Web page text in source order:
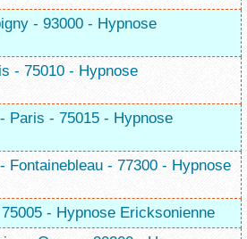
- 93000 - Hypnose
- 75010 - Hypnose
Paris - 75015 - Hypnose
Fontainebleau - 77300 - Hypnose
- Hypnose Ericksonienne